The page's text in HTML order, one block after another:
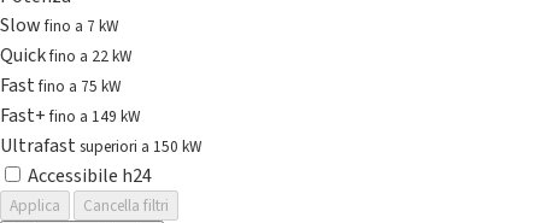
Slowfino a 7 kW
Quickfino a 22 kW
Fastfino a 75 kW
Fast+fino a 149 kW
Ultrafast superiori a 150 kW
Accessibile h24
Applica
Cancella filtri